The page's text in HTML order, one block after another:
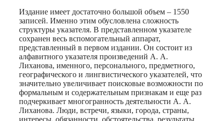
Издание имеет достаточно большой объем – 1550
записей. Именно этим обусловлена сложность
структуры указателя. В представленном указателе
сохранен весь вспомогательный аппарат,
представленный в первом издании. Он состоит из
алфавитного указателя произведений А. А.
Лиханова, именного, персонального, предметного,
географического и лингвистического указателей, что
значительно увеличивает поисковые возможности по
формальным и содержательным признакам и еще раз
подчеркивает многогранность деятельности А. А.
Лиханова. Люди, встречи, языки, города, страны,